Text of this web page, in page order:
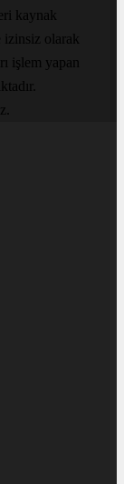
kaynak
izinsiz olarak
işlem yapan